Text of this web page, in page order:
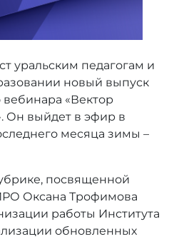
уральским педагогам и
новый выпуск
«Вектор
Он выйдет в эфир в
месяца зимы –
посвященной
Оксана Трофимова
работы Института
обновленных